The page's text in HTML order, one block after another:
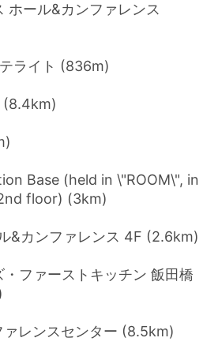
ホール&カンファレンス
ライト (836m)
(8.4km)
Base (held in \"ROOM\", in
floor) (3km)
&カンファレンス 4F (2.6km)
・ファーストキッチン 飯田橋
ァレンスセンター (8.5km)